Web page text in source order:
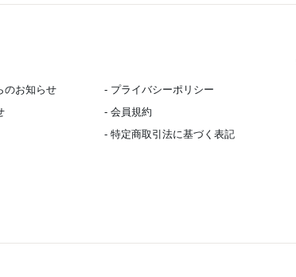
のお知らせ
- プライバシーポリシー
- 会員規約
- 特定商取引法に基づく表記